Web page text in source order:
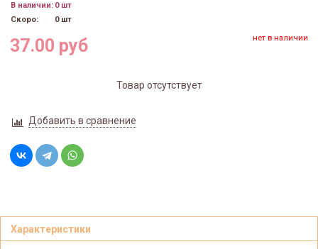
В наличии: 0 шт
Скоро:
0 шт
37.00 руб нет в наличии
Товар отсутствует
Добавить в сравнение
Характеристики